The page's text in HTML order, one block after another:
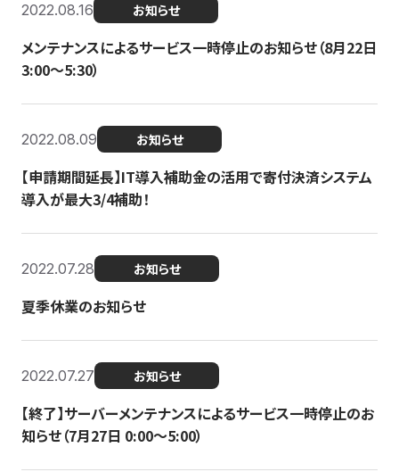
2022.08.16 お知らせ
メンテナンスによるサービス一時停止のお知らせ（8月22日
3:00〜5:30）
2022.08.09 お知らせ
【申請期間延長】IT導入補助金の活用で寄付決済システム
導入が最大3/4補助！
2022.07.28 お知らせ
夏季休業のお知らせ
2022.07.27 お知らせ
【終了】サーバーメンテナンスによるサービス一時停止のお
知らせ（7月27日 0:00〜5:00）